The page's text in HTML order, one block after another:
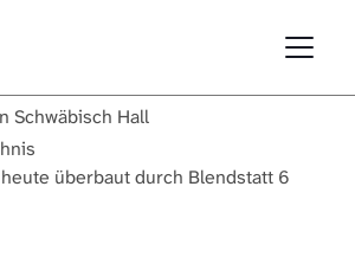
Schwäbisch Hall
überbaut durch Blendstatt 6